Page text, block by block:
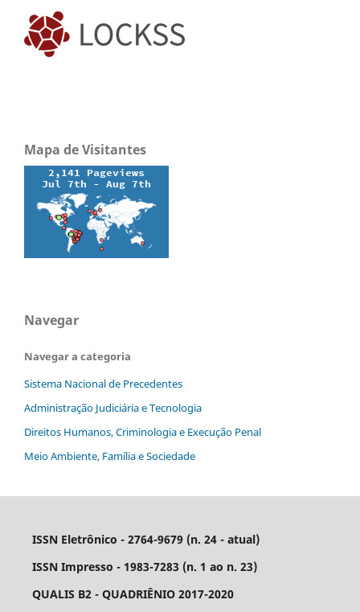
Mapa de Visitantes
Navegar
Navegar a categoria
Sistema Nacional de Precedentes
Administração Judiciária e Tecnologia
Direitos Humanos, Criminologia e Execução Penal
Meio Ambiente, Família e Sociedade
ISSN Eletrônico - 2764-9679 (n. 24 - atual)
ISSN Impresso - 1983-7283 (n. 1 ao n. 23)
QUALIS B2 - QUADRIÊNIO 2017-2020